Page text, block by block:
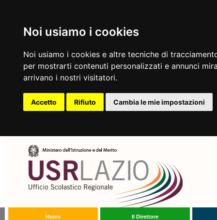
Noi usiamo i cookies
Noi usiamo i cookies e altre tecniche di
per mostrarti contenuti personalizzati e annunci
arrivano i nostri visitatori.
Accetto Rifiuto Cambia le mie impostazioni
Home Il Direttore